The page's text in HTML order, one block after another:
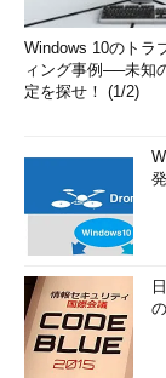
など、ネットワ
ジが出てくるよう
さい。
17763.1ベースの
が、このインス
さい。
筆者紹介
山市 良（やまい
岩手県花巻市在
Windows 10のトラ
ィング事例──未知
定を探せ！ (1/2)